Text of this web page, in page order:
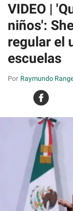
VIDEO |
niños':
regular el
escuelas
Raymundo